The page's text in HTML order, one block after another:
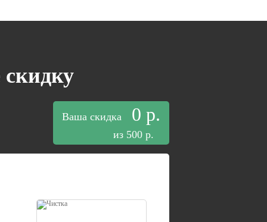
скидку
Ваша скидка 0 р.
из 500 р.